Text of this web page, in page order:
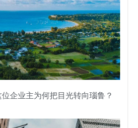
企业主为何把目光转向瑙鲁？